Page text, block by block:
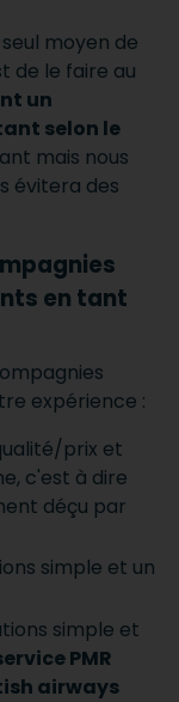
moyen de
de le faire au
un
selon le
mais nous
évitera des
en tant
expérience :
prix et
c'est à dire
déçu par
simple et un
simple et
PMR
airways